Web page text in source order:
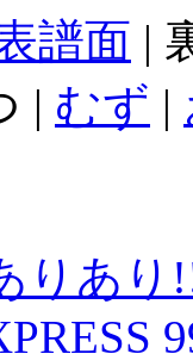
譜面 |
| むず |
りあ